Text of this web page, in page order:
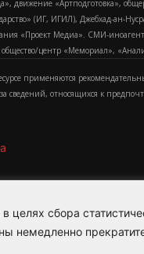
целях сбора
немедленно
движение «Артподготовка»,
(ИГ, ИГИЛ), Джебхад-ан-
«Проект Медиа». СМИ-
центр «Мемориал»,
применяются
сведений, относящихся к
агентство